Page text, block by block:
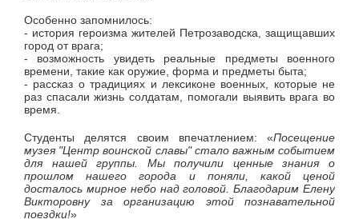
Особенно запомнилось:
- история героизма жителей Петрозаводска, защищавших
город от врага;
- возможность увидеть реальные предметы военного
времени, такие как оружие, форма и предметы быта;
- рассказ о традициях и лексиконе военных, которые не
раз спасали жизнь солдатам, помогали выявить врага во
время.
Студенты делятся своим впечатлением: «Посещение
музея "Центр воинской славы" стало важным событием
для нашей группы. Мы получили ценные знания о
прошлом нашего города и поняли, какой ценой
досталось мирное небо над головой. Благодарим Елену
Викторовну за организацию этой познавательной
поездки!»